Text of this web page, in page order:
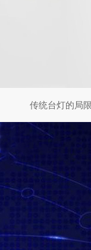
传统台灯的局限